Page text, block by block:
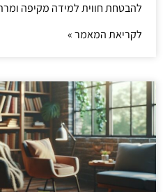
להבטחת חווית למידה מקיפה
לקריאת המאמר »